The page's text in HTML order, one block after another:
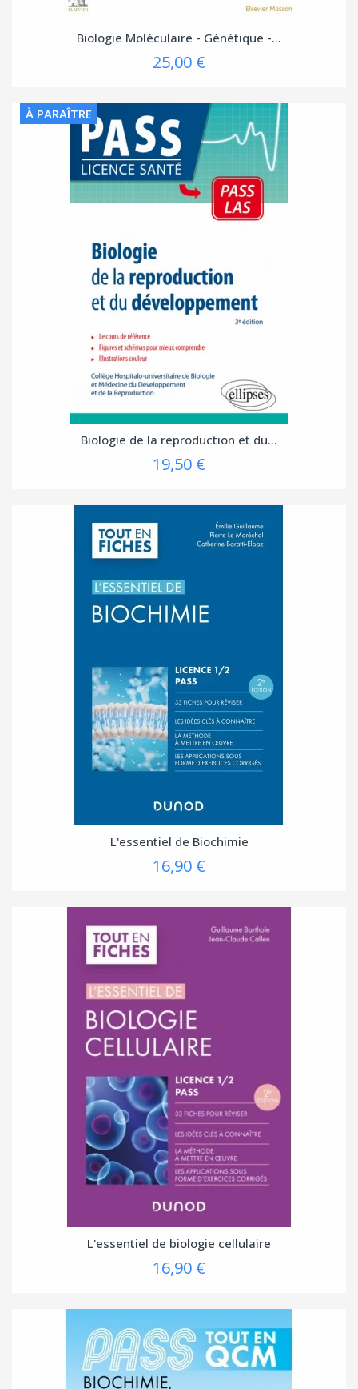
Biologie Moléculaire - Génétique -...
25,00 €
À PARAÎTRE
Biologie de la reproduction et du...
19,50 €
L'essentiel de Biochimie
16,90 €
L'essentiel de biologie cellulaire
16,90 €